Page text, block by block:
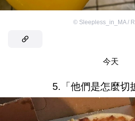
© Sleepless_in_MA /
今天
5.「他們是怎麼切